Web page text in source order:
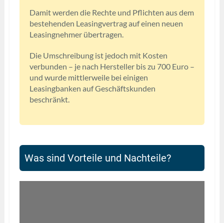
Damit werden die Rechte und Pflichten aus dem
bestehenden Leasingvertrag auf einen neuen
Leasingnehmer übertragen.
Die Umschreibung ist jedoch mit Kosten
verbunden – je nach Hersteller bis zu 700 Euro –
und wurde mittlerweile bei einigen
Leasingbanken auf Geschäftskunden
beschränkt.
Was sind Vorteile und Nachteile?